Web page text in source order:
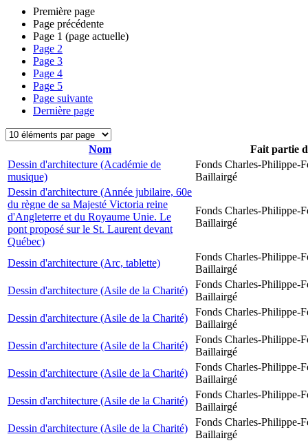
Première page
Page précédente
Page 1 (page actuelle)
Page 2
Page 3
Page 4
Page 5
Page suivante
Dernière page
Nom
Fait partie
Dessin d'architecture (Académie de
musique)
Fonds Charles-Philippe-
Baillairgé
Dessin d'architecture (Année jubilaire, 60e
du règne de sa Majesté Victoria reine
d'Angleterre et du Royaume Unie. Le
pont proposé sur le St. Laurent devant
Québec)
Fonds Charles-Philippe-
Baillairgé
Dessin d'architecture (Arc, tablette)
Fonds Charles-Philippe-
Baillairgé
Dessin d'architecture (Asile de la Charité)
Fonds Charles-Philippe-
Baillairgé
Dessin d'architecture (Asile de la Charité)
Fonds Charles-Philippe-
Baillairgé
Dessin d'architecture (Asile de la Charité)
Fonds Charles-Philippe-
Baillairgé
Dessin d'architecture (Asile de la Charité)
Fonds Charles-Philippe-
Baillairgé
Dessin d'architecture (Asile de la Charité)
Fonds Charles-Philippe-
Baillairgé
Dessin d'architecture (Asile de la Charité)
Fonds Charles-Philippe-
Baillairgé